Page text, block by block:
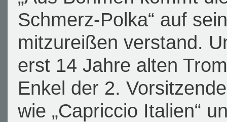
Schmerz-Polka“ auf
mitzureißen verstand.
erst 14 Jahre alten
Enkel der 2.
wie „Capriccio Italien“